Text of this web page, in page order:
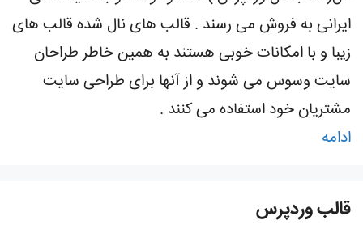
ایرانی به فروش می رسند . قالب های نال شده قالب های
زیبا و با امکانات خوبی هستند به همین خاطر طراحان
سایت وسوس می شوند و از آنها برای طراحی سایت
مشتریان خود استفاده می کنند .
ادامه
قالب وردپرس